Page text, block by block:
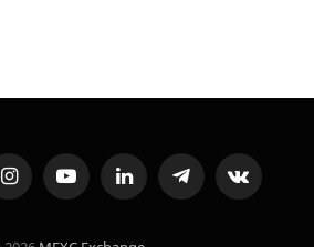
InstagramYouTubeLinkedInTelegramVKontakte